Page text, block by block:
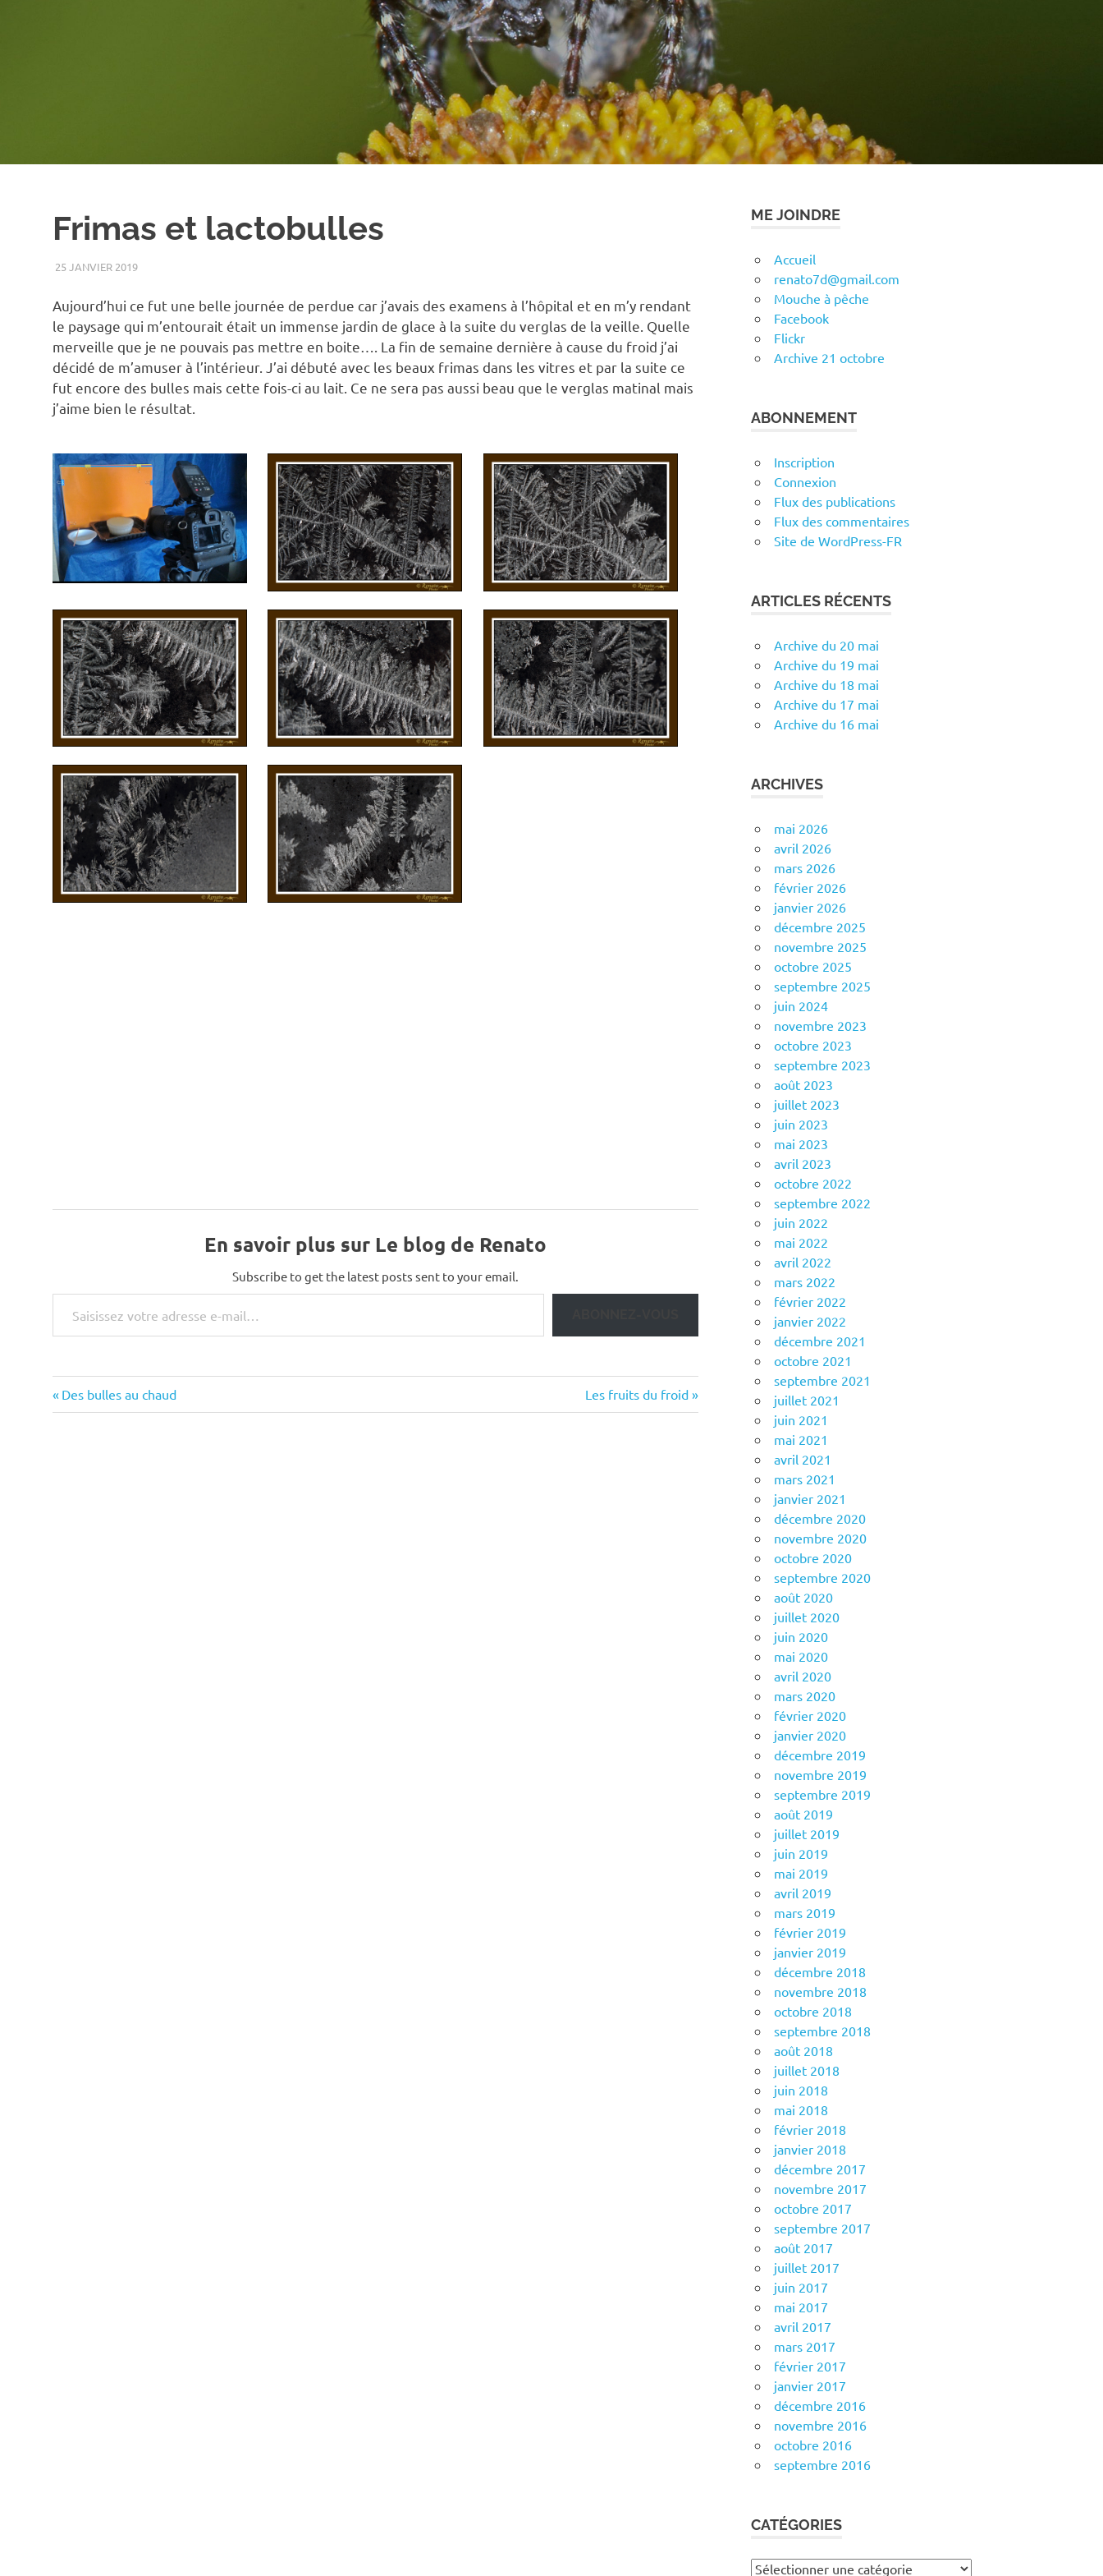
Frimas et lactobulles
25 JANVIER 2019RENATO
HIVER
Aujourd’hui ce fut une belle journée de perdue car j’avais des examens à l’hôpital et en m’y rendant
le paysage qui m’entourait était un immense jardin de glace à la suite du verglas de la veille. Quelle
merveille que je ne pouvais pas mettre en boite…. La fin de semaine dernière à cause du froid j’ai
décidé de m’amuser à l’intérieur. J’ai débuté avec les beaux frimas dans les vitres et par la suite ce
fut encore des bulles mais cette fois-ci au lait. Ce ne sera pas aussi beau que le verglas matinal mais
j’aime bien le résultat.
En savoir plus sur Le blog de Renato
Subscribe to get the latest posts sent to your email.
Saisissez votre adresse e-mail…
Navigation
Previous
Post:
Des bulles au chaud
Next
Post:
Les fruits du froid
ME JOINDRE
Accueil
renato7d@gmail.com
Mouche à pêche
Facebook
Flickr
Archive 21 octobre
ABONNEMENT
Inscription
Connexion
Flux des publications
Flux des commentaires
Site de WordPress-FR
ARTICLES RÉCENTS
Archive du 20 mai
Archive du 19 mai
Archive du 18 mai
Archive du 17 mai
Archive du 16 mai
ARCHIVES
mai 2026
avril 2026
mars 2026
février 2026
janvier 2026
décembre 2025
novembre 2025
octobre 2025
septembre 2025
juin 2024
novembre 2023
octobre 2023
septembre 2023
août 2023
juillet 2023
juin 2023
mai 2023
avril 2023
octobre 2022
septembre 2022
juin 2022
mai 2022
avril 2022
mars 2022
février 2022
janvier 2022
décembre 2021
octobre 2021
septembre 2021
juillet 2021
juin 2021
mai 2021
avril 2021
mars 2021
janvier 2021
décembre 2020
novembre 2020
octobre 2020
septembre 2020
août 2020
juillet 2020
juin 2020
mai 2020
avril 2020
mars 2020
février 2020
janvier 2020
décembre 2019
novembre 2019
septembre 2019
août 2019
juillet 2019
juin 2019
mai 2019
avril 2019
mars 2019
février 2019
janvier 2019
décembre 2018
novembre 2018
octobre 2018
septembre 2018
août 2018
juillet 2018
juin 2018
mai 2018
février 2018
janvier 2018
décembre 2017
novembre 2017
octobre 2017
septembre 2017
août 2017
juillet 2017
juin 2017
mai 2017
avril 2017
mars 2017
février 2017
janvier 2017
décembre 2016
novembre 2016
octobre 2016
septembre 2016
CATÉGORIES
Catégories